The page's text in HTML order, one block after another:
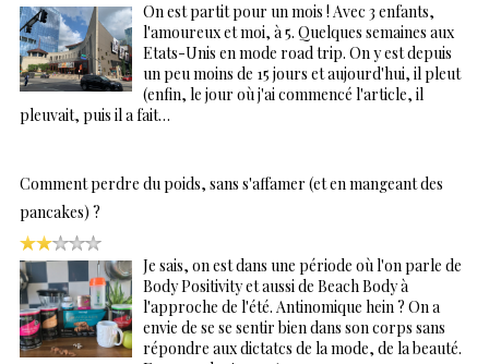
On est partit pour un mois ! Avec 3 enfants,
l'amoureux et moi, à 5. Quelques semaines aux
Etats-Unis en mode road trip. On y est depuis
un peu moins de 15 jours et aujourd'hui, il pleut
(enfin, le jour où j'ai commencé l'article, il
pleuvait, puis il a fait…
Comment perdre du poids, sans s'affamer (et en mangeant des
pancakes) ?
Je sais, on est dans une période où l'on parle de
Body Positivity et aussi de Beach Body à
l'approche de l'été. Antinomique hein ? On a
envie de se se sentir bien dans son corps sans
répondre aux dictatcs de la mode, de la beauté.